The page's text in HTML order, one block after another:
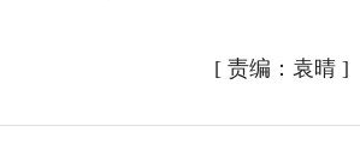
[ 责编：袁晴]